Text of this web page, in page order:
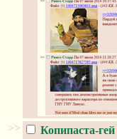
>> Копипаста-гей